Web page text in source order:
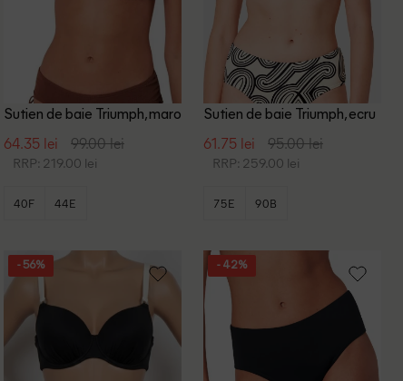
Sutien de baie Triumph, maro
64.35 lei 99.00 lei
RRP: 219.00 lei
40F 44E
Sutien de baie Triumph, ecru
61.75 lei 95.00 lei
RRP: 259.00 lei
75E 90B
- 56% - 42%